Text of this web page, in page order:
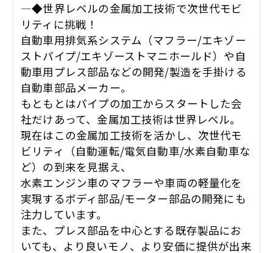
―◆世界レベルの金属加工技術で次世代モビ
リティに挑戦！
自動車用排気系システム（マフラー/エキゾー
ストパイプ/エキゾーストマニホールド）や自
動車用プレス部品などの開発/製造を手掛ける
自動車部品メーカー。
もともとはパイプの加工からスタートした会
社だけあって、金属加工技術は世界レベル。
現在はこの金属加工技術を活かし、次世代モ
ビリティ（自動運転/電気自動車/水素自動車な
ど）の到来を見据え、
水素エンジン車のマフラーや車両の軽量化を
実現するボディ部品/モーター部品の開発にも
注力しています。
また、プレス部品を中心とする既存製品にお
いても、より良いモノ、より安価に提供が出来